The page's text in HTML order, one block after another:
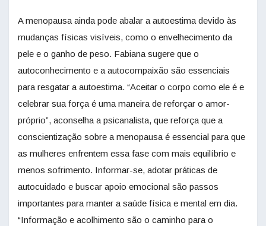
A menopausa ainda pode abalar a autoestima devido às
mudanças físicas visíveis, como o envelhecimento da
pele e o ganho de peso. Fabiana sugere que o
autoconhecimento e a autocompaixão são essenciais
para resgatar a autoestima. “Aceitar o corpo como ele é e
celebrar sua força é uma maneira de reforçar o amor-
próprio”, aconselha a psicanalista, que reforça que a
conscientização sobre a menopausa é essencial para que
as mulheres enfrentem essa fase com mais equilíbrio e
menos sofrimento. Informar-se, adotar práticas de
autocuidado e buscar apoio emocional são passos
importantes para manter a saúde física e mental em dia.
“Informação e acolhimento são o caminho para o